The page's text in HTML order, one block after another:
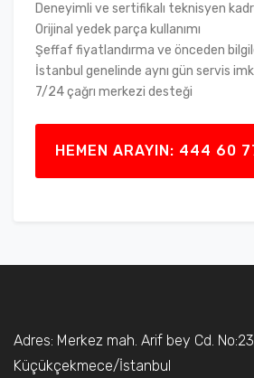
Deneyimli ve sertifikalı teknisyen
Orijinal yedek parça kullanımı
Şeffaf fiyatlandırma ve önceden
İstanbul genelinde aynı gün servis
7/24 çağrı merkezi desteği
HEMEN ARAYIN: 444 60
Adres: Merkez mah. Arif bey Cd.
Küçükçekmece/İstanbul